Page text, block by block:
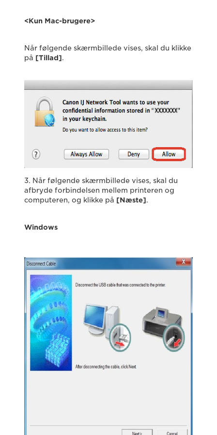
<Kun Mac-brugere>
Når følgende skærmbillede vises, skal du klikke
på [Tillad].
3. Når følgende skærmbillede vises, skal du
afbryde forbindelsen mellem printeren og
computeren, og klikke på [Næste].
Windows